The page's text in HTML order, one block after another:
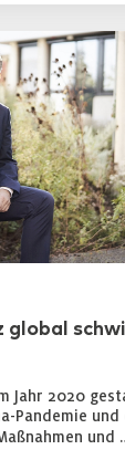
Jahr 2020
Pandemie und
und